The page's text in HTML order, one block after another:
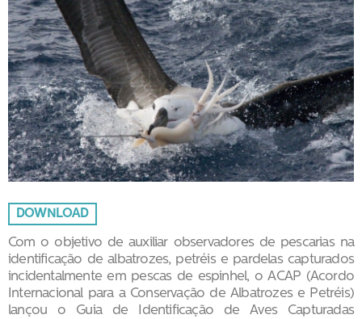
DOWNLOAD
Com o objetivo de auxiliar observadores de pescarias na
identificação de albatrozes, petréis e pardelas capturados
incidentalmente em pescas de espinhel, o ACAP (Acordo
Internacional para a Conservação de Albatrozes e Petréis)
lançou o Guia de Identificação de Aves Capturadas